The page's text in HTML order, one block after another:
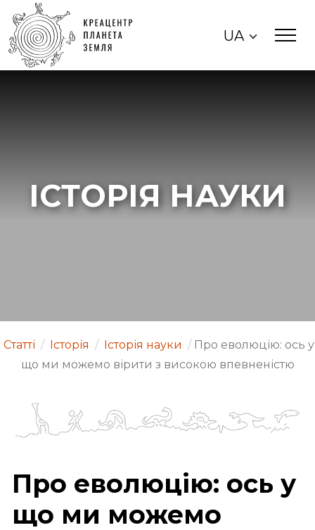
UA
ІСТОРІЯ НАУКИ
Статті / Історія / Історія науки / Про еволюцію: ось у
що ми можемо вірити з високою впевненістю
Про еволюцію: ось у
що ми можемо